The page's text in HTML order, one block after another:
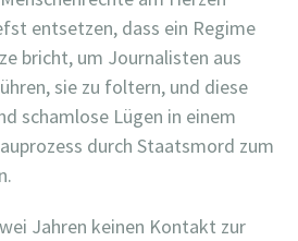
entsetzen, dass ein Regime
bricht, um Journalisten aus
sie zu foltern, und diese
schamlose Lügen in einem
durch Staatsmord zum
Jahren keinen Kontakt zur